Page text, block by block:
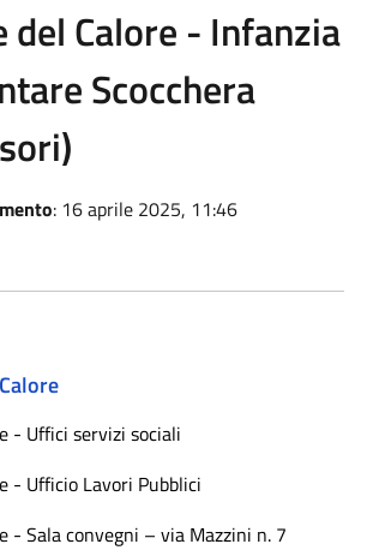
del Calore - Infanzia
Scocchera
: 16 aprile 2025, 11:46
- Uffici servizi sociali
- Ufficio Lavori Pubblici
- Sala convegni – via Mazzini n. 7